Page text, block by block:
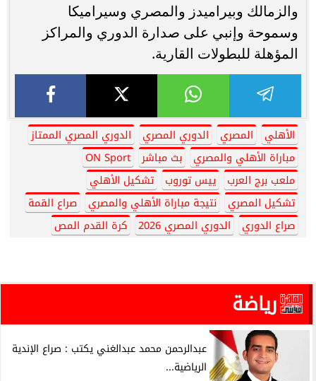
والزمالك وبيراميدز والمصري وسيراميكا
وسموحة وإنبي على صدارة الدوري والمراكز
المؤهلة للبطولات القارية.
الأهلي المصري الدوري المصري
الدوري المصري الممتاز
مباراة الأهلي والمصري
بث مباشر
ON Sport
ملعب برج العرب
ييس توروب
تشكيل الأهلي
تشكيل المصري
نتيجة مباراة الأهلي والمصري
صراع القمة
صراع الدوري
الدوري المصري 2026 كرة القدم المص
رياضة
عبدالرحمن محمد عبدالغني يكتب : صراع الإندية
الرياضية...